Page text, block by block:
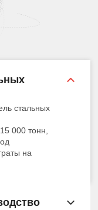
стальных
000 тонн,
на